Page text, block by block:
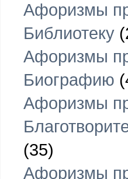
Афоризмы
Библиотеку
Афоризмы
Биографию
Афоризмы
(35)
Афоризмы